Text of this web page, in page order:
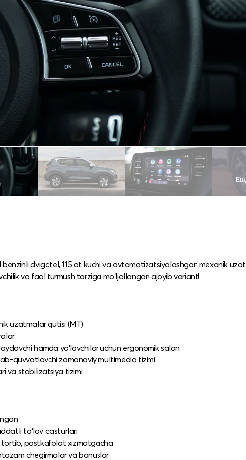
benzinli dvigatel, 115 ot kuchi va avtomatizatsiyalashgan mexanik
va faol turmush tarziga mo‘ljallangan ajoyib variant!
uzatmalar qutisi (MT)
hamda yo‘lovchilar uchun ergonomik salon
quvvatlovchi zamonaviy multimedia tizimi
va stabilizatsiya tizimi
to‘lov dasturlari
tortib, postkafolat xizmatgacha
chegirmalar va bonuslar